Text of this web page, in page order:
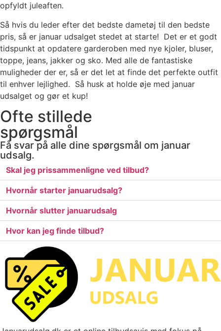
opfyldt juleaften.
Så hvis du leder efter det bedste dametøj til den bedste
pris, så er januar udsalget stedet at starte! Det er et godt
tidspunkt at opdatere garderoben med nye kjoler, bluser,
toppe, jeans, jakker og sko. Med alle de fantastiske
muligheder der er, så er det let at finde det perfekte outfit
til enhver lejlighed. Så husk at holde øje med januar
udsalget og gør et kup!
Ofte stillede
spørgsmål
Få svar på alle dine spørgsmål om januar
udsalg.
Skal jeg prissammenligne ved tilbud?
Hvornår starter januarudsalg?
Hvornår slutter januarudsalg
Hvor kan jeg finde tilbud?